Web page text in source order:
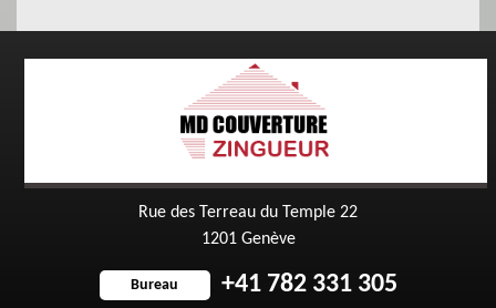
Rue des Terreau du Temple 22
1201 Genève
Bureau +41 782 331 305